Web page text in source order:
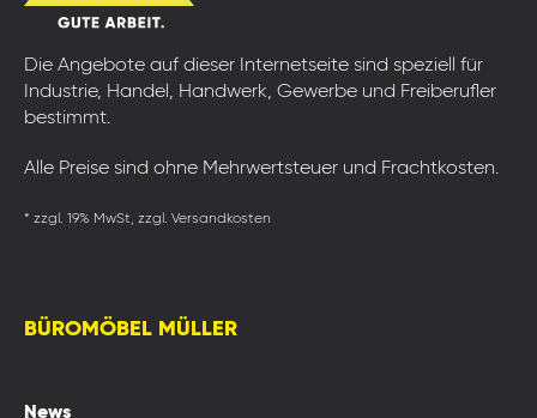
Die Angebote auf dieser Internetseite sind speziell für
Industrie, Handel, Handwerk, Gewerbe und Freiberufler
bestimmt.
Alle Preise sind ohne Mehrwertsteuer und Frachtkosten.
* zzgl. 19% MwSt, zzgl. Versandkosten
BÜROMÖBEL MÜLLER
News